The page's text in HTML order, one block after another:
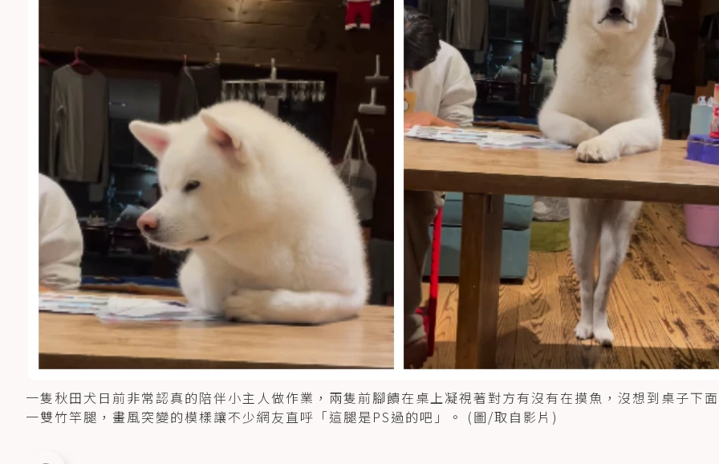
一隻秋田犬日前非常認真的陪伴小主人做作業，兩隻前腳饋在桌上凝視著對方有沒有在摸魚，沒想到桌子下
一雙竹竿腿，畫風突變的模樣讓不少網友直呼「這腿是PS過的吧」。 (圖/取自影片)